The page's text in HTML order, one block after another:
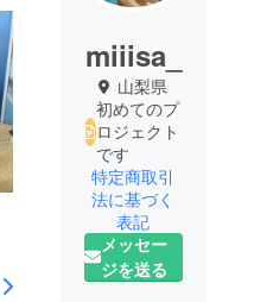
miiisa_
山梨県
初めてのプ
ロジェクト
です
特定商取引
法に基づく
表記
メッセー
ジを送る